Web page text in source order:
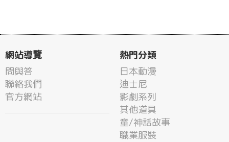
網站導覽
問與答
聯絡我們
官方網站
熱門分類
日本動漫
迪士尼
影劇系列
其他道具
童/神話故事
職業服裝